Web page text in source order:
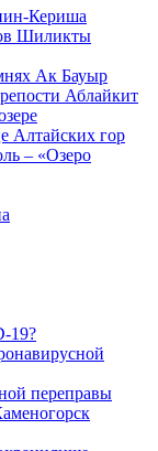
Кериша
Шиликты
Ак Бауыр
Аблайкит
Алтайских гор
– «Озеро
19?
переправы